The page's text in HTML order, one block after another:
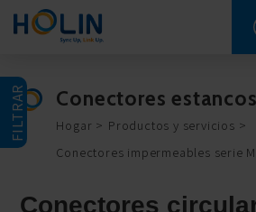
FILTRAR Conectores
Hogar
Productos y servicios
Conectores impermeables serie M
Conectores
Panel de gestión de cookies